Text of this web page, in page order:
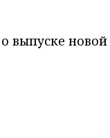
выпуске